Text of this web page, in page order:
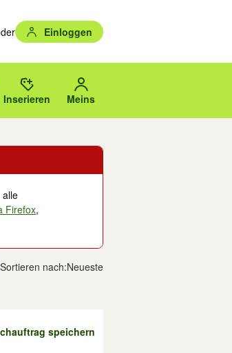
Einloggen
Eingabetaste auswählen.
Vorschläge mit den Pfeiltasten nach oben/
oder PLZ.
Inserieren Meins
alle
Firefox,
Sortieren nach:Neueste
speichern